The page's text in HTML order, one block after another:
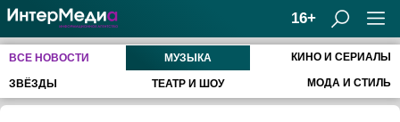
ВСЕ НОВОСТИ МУЗЫКА КИНО И СЕРИАЛЫ
ЗВЁЗДЫ ТЕАТР И ШОУ МОДА И СТИЛЬ
16+